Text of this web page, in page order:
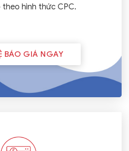
hình thức CPC.
BÁO GIÁ NGAY